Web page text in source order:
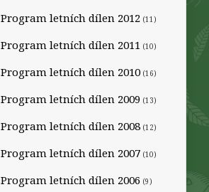
Program letních dílen 2012 (11)
Program letních dílen 2011 (10)
Program letních dílen 2010 (16)
Program letních dílen 2009 (13)
Program letních dílen 2008 (12)
Program letních dílen 2007 (10)
Program letních dílen 2006 (9)